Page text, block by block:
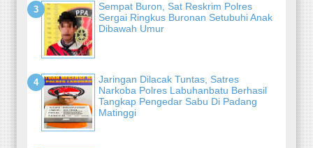
Sempat Buron, Sat Reskrim Polres
Sergai Ringkus Buronan Setubuhi Anak
Dibawah Umur
Jaringan Dilacak Tuntas, Satres
Narkoba Polres Labuhanbatu Berhasil
Tangkap Pengedar Sabu Di Padang
Matinggi